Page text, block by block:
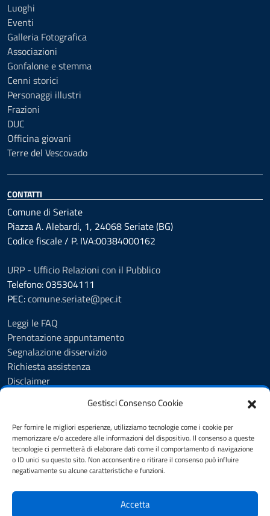
Gestisci Consenso Cookie
Per fornire le migliori esperienze, utilizziamo tecnologie come i cookie per
memorizzare e/o accedere alle informazioni del dispositivo. Il consenso a queste
tecnologie ci permetterà di elaborare dati come il comportamento di navigazione
o ID unici su questo sito. Non acconsentire o ritirare il consenso può influire
negativamente su alcune caratteristiche e funzioni.
Accetta
Luoghi
Eventi
Galleria Fotografica
Associazioni
Gonfalone e stemma
Cenni storici
Personaggi illustri
Frazioni
DUC
Officina giovani
Terre del Vescovado
CONTATTI
Comune di Seriate
Piazza A. Alebardi, 1, 24068 Seriate (BG)
Codice fiscale / P. IVA:00384000162
URP - Ufficio Relazioni con il Pubblico
Telefono: 035304111
PEC:comune.seriate@pec.it
Leggi le FAQ
Prenotazione appuntamento
Segnalazione disservizio
Richiesta assistenza
Disclaimer
Cookie Policy
Informativa privacy
Dichiarazione di accessibilità
Note legali